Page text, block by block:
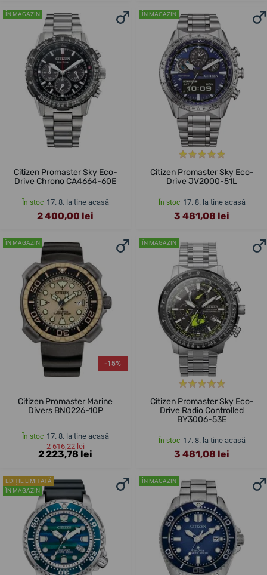
ÎN MAGAZIN
Citizen Promaster Sky Eco-
Drive Chrono CA4664-60E
În stoc 17. 8. la tine acasă
2 400,00 lei
ÎN MAGAZIN
Citizen Promaster Sky Eco-
Drive JV2000-51L
În stoc 17. 8. la tine acasă
3 481,08 lei
ÎN MAGAZIN
-15%
Citizen Promaster Marine
Divers BN0226-10P
În stoc 17. 8. la tine acasă
2 616,22 lei
2 223,78 lei
ÎN MAGAZIN
Citizen Promaster Sky Eco-
Drive Radio Controlled
BY3006-53E
În stoc 17. 8. la tine acasă
3 481,08 lei
EDIȚIE LIMITATĂ
ÎN MAGAZIN
ÎN MAGAZIN